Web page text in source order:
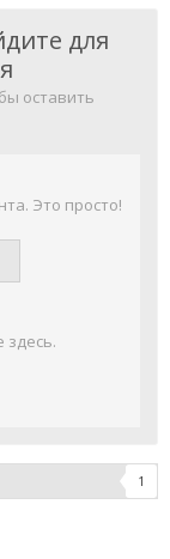
для
оставить
Это просто!
здесь.
1